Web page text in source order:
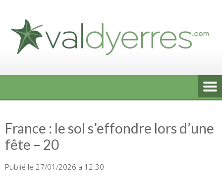
content
France : le sol s’effondre lors d’une
fête – 20
Publié le 27/01/2026 à 12:30